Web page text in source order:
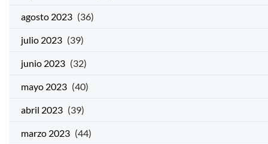
agosto 2023 (36)
julio 2023 (39)
junio 2023 (32)
mayo 2023 (40)
abril 2023 (39)
marzo 2023 (44)